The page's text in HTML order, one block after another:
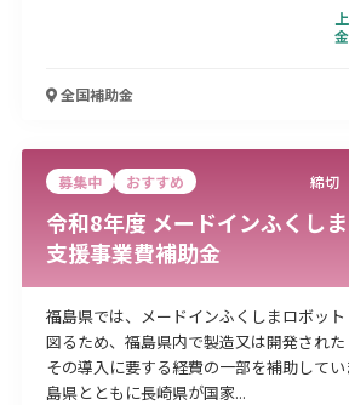
全国補助金
募集中 おすすめ 締切
令和8年度 メードインふくし
支援事業費補助金
福島県では、メードインふくしまロボッ
図るため、福島県内で製造又は開発された
その導入に要する経費の一部を補助して
島県とともに長崎県が国家...